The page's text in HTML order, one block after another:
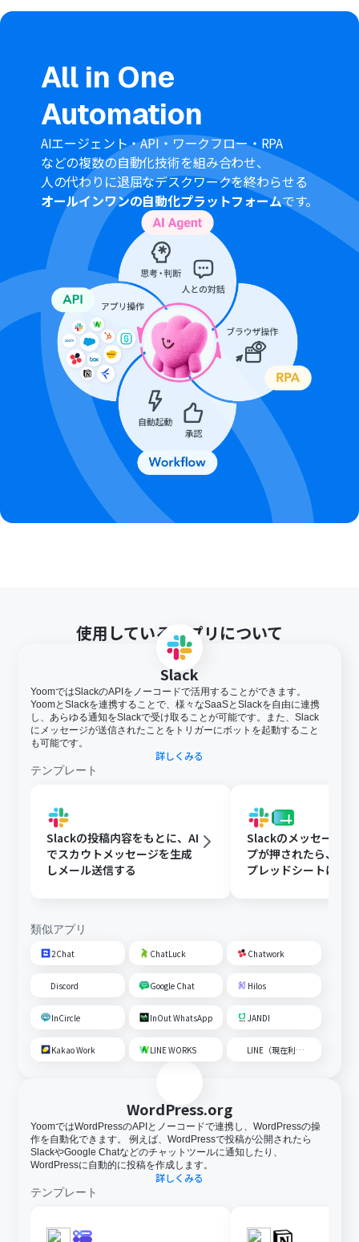
Slackへの通知では、通知先のチャンネルを任意で設定可
め込むことで、より分かりやすい通知を作成できます。
■注意事項
WordPress.org、SlackのそれぞれとYoomを連携してく
ださい。
トリガーは5分、10分、15分、30分、60分の間隔で起動
間隔を選択できます。
プランによって最短の起動間隔が異なりますので、ご注意
ください。
All in One
Automation
AIエージェント・API・ワークフロー・RPA
などの複数の自動化技術を組み合わせ、
人の代わりに退屈なデスクワークを終わらせる
オールインワンの自動化プラットフォームです。
使用しているアプリについて
Slack
YoomではSlackのAPIをノーコードで活用することができます。
YoomとSlackを連携することで、様々なSaaSとSlackを自由に連携
し、あらゆる通知をSlackで受け取ることが可能です。また、Slack
にメッセージが送信されたことをトリガーにボットを起動すること
も可能です。
詳しくみる
テンプレート
Slackの投稿内容をもとに、AI
でスカウトメッセージを生成
しメール送信する
Slackのメッセージに
プが押されたら、
プレッドシートにメ
類似アプリ
2Chat ChatLuck Chatwork
Discord Google Chat Hilos
InCircle InOut WhatsApp JANDI
Kakao Work LINE WORKS LINE（現在利用不可）
WordPress.org
YoomではWordPressのAPIとノーコードで連携し、WordPressの操
作を自動化できます。 例えば、WordPressで投稿が公開されたら
SlackやGoogle Chatなどのチャットツールに通知したり、
WordPressに自動的に投稿を作成します。
詳しくみる
テンプレート